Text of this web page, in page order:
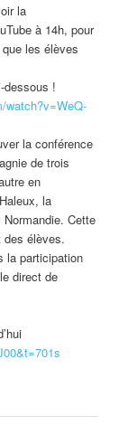
la
à 14h, pour
les élèves
dessous !
watch?v=WeQ-
la conférence
de trois
en
la
Cette
des élèves.
la participation
direct de